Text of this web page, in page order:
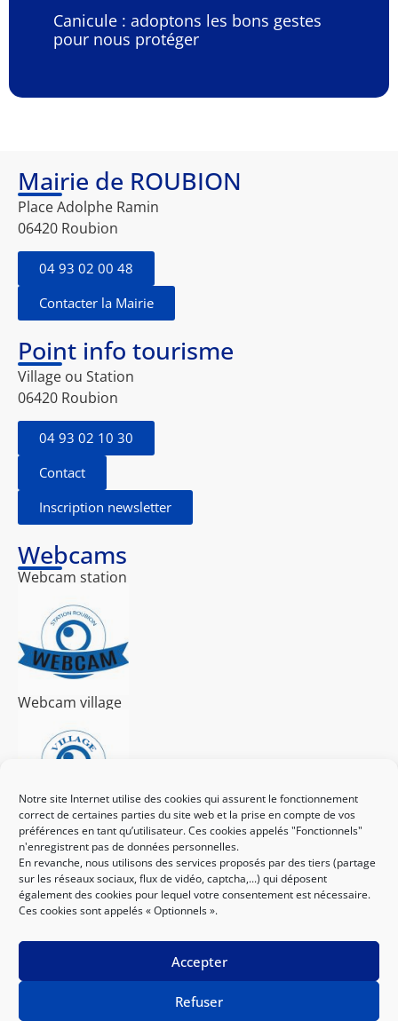
Notre site Internet utilise des cookies qui assurent le fonctionnement
correct de certaines parties du site web et la prise en compte de vos
préférences en tant qu’utilisateur. Ces cookies appelés "Fonctionnels"
n'enregistrent pas de données personnelles.
En revanche, nous utilisons des services proposés par des tiers (partage
sur les réseaux sociaux, flux de vidéo, captcha,...) qui déposent
également des cookies pour lequel votre consentement est nécessaire.
Ces cookies sont appelés « Optionnels ».
Accepter
Refuser
Canicule : adoptons les bons gestes
pour nous protéger
Mairie de ROUBION
Place Adolphe Ramin
06420 Roubion
04 93 02 00 48
Contacter la Mairie
Point info tourisme
Village ou Station
06420 Roubion
04 93 02 10 30
Contact
Inscription newsletter
Webcams
Webcam station
Webcam village
J'achète mon forfait ici
Le site internet est en cours de mise à jour.